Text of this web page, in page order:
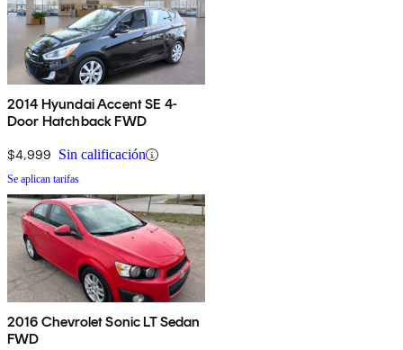
2014 Hyundai Accent SE 4-
Door Hatchback FWD
$4,999 Sin calificación
Se aplican tarifas
2016 Chevrolet Sonic LT Sedan
FWD